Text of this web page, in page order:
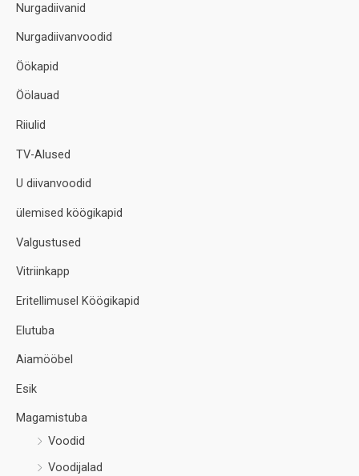
Nurgadiivanid
Nurgadiivanvoodid
Öökapid
Öölauad
Riiulid
TV-Alused
U diivanvoodid
ülemised köögikapid
Valgustused
Vitriinkapp
Eritellimusel Köögikapid
Elutuba
Aiamööbel
Esik
Magamistuba
Voodid
Voodijalad